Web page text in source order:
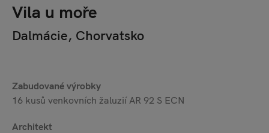
Vila u moře
Dalmácie, Chorvatsko
Zabudované výrobky
16 kusů venkovních žaluzií AR 92 S ECN
Architekt